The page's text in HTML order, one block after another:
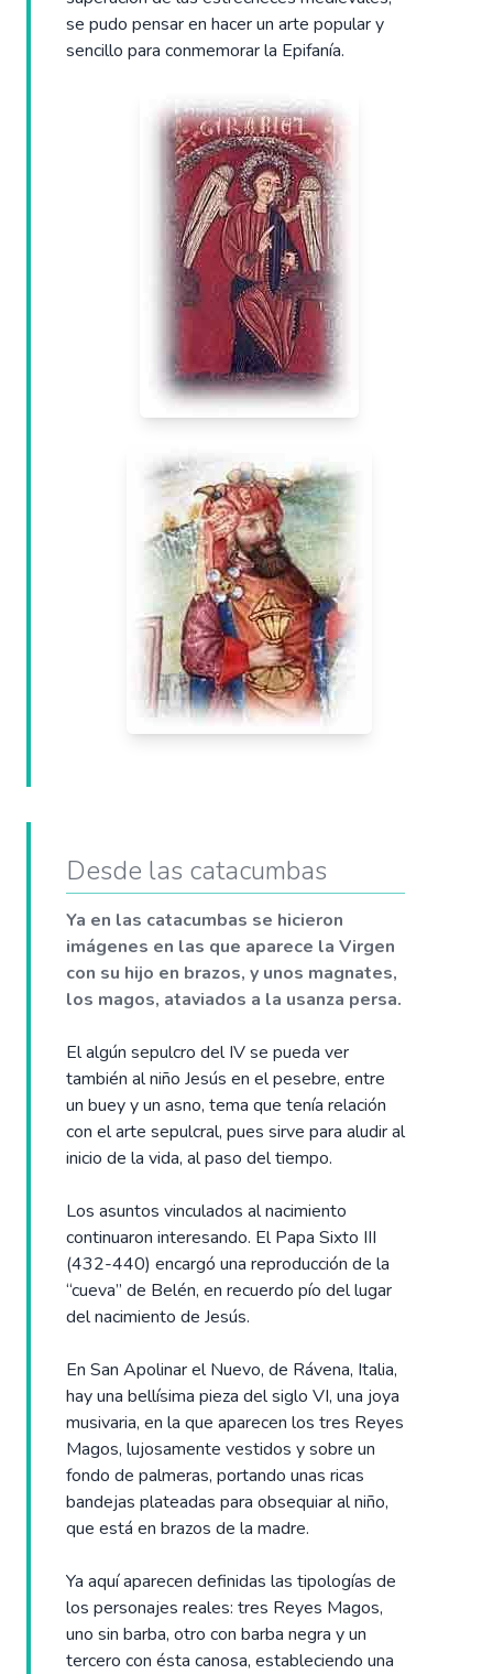
se pudo pensar en hacer un arte popular y
sencillo para conmemorar la Epifanía.
Desde las catacumbas
Ya en las catacumbas se hicieron
imágenes en las que aparece la Virgen
con su hijo en brazos, y unos magnates,
los magos, ataviados a la usanza persa.
El algún sepulcro del IV se pueda ver
también al niño Jesús en el pesebre, entre
un buey y un asno, tema que tenía relación
con el arte sepulcral, pues sirve para aludir al
inicio de la vida, al paso del tiempo.
Los asuntos vinculados al nacimiento
continuaron interesando. El Papa Sixto III
(432-440) encargó una reproducción de la
“cueva” de Belén, en recuerdo pío del lugar
del nacimiento de Jesús.
En San Apolinar el Nuevo, de Rávena, Italia,
hay una bellísima pieza del siglo VI, una joya
musivaria, en la que aparecen los tres Reyes
Magos, lujosamente vestidos y sobre un
fondo de palmeras, portando unas ricas
bandejas plateadas para obsequiar al niño,
que está en brazos de la madre.
Ya aquí aparecen definidas las tipologías de
los personajes reales: tres Reyes Magos,
uno sin barba, otro con barba negra y un
tercero con ésta canosa, estableciendo una